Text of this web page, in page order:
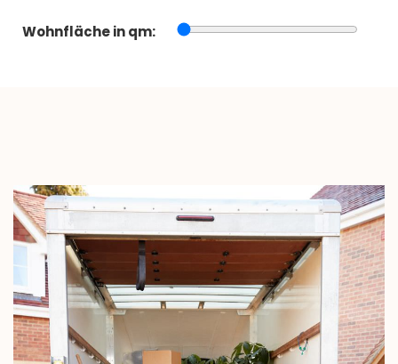
Wohnfläche in qm: